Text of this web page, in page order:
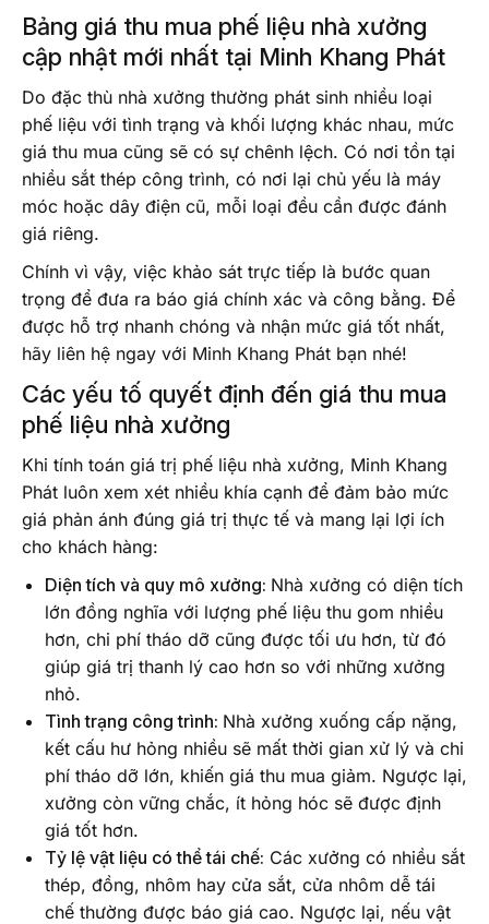
Bảng giá thu mua phế liệu nhà xưởng
cập nhật mới nhất tại Minh Khang Phát
Do đặc thù nhà xưởng thường phát sinh nhiều loại
phế liệu với tình trạng và khối lượng khác nhau, mức
giá thu mua cũng sẽ có sự chênh lệch. Có nơi tồn tại
nhiều sắt thép công trình, có nơi lại chủ yếu là máy
móc hoặc dây điện cũ, mỗi loại đều cần được đánh
giá riêng.
Chính vì vậy, việc khảo sát trực tiếp là bước quan
trọng để đưa ra báo giá chính xác và công bằng. Để
được hỗ trợ nhanh chóng và nhận mức giá tốt nhất,
hãy liên hệ ngay với Minh Khang Phát bạn nhé!
Các yếu tố quyết định đến giá thu mua
phế liệu nhà xưởng
Khi tính toán giá trị phế liệu nhà xưởng, Minh Khang
Phát luôn xem xét nhiều khía cạnh để đảm bảo mức
giá phản ánh đúng giá trị thực tế và mang lại lợi ích
cho khách hàng:
Diện tích và quy mô xưởng: Nhà xưởng có diện tích
lớn đồng nghĩa với lượng phế liệu thu gom nhiều
hơn, chi phí tháo dỡ cũng được tối ưu hơn, từ đó
giúp giá trị thanh lý cao hơn so với những xưởng
nhỏ.
Tình trạng công trình: Nhà xưởng xuống cấp nặng,
kết cấu hư hỏng nhiều sẽ mất thời gian xử lý và chi
phí tháo dỡ lớn, khiến giá thu mua giảm. Ngược lại,
xưởng còn vững chắc, ít hỏng hóc sẽ được định
giá tốt hơn.
Tỷ lệ vật liệu có thể tái chế: Các xưởng có nhiều sắt
thép, đồng, nhôm hay cửa sắt, cửa nhôm dễ tái
chế thường được báo giá cao. Ngược lại, nếu vật